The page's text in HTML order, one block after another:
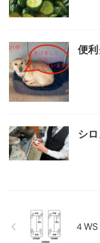
便
シ
４WS